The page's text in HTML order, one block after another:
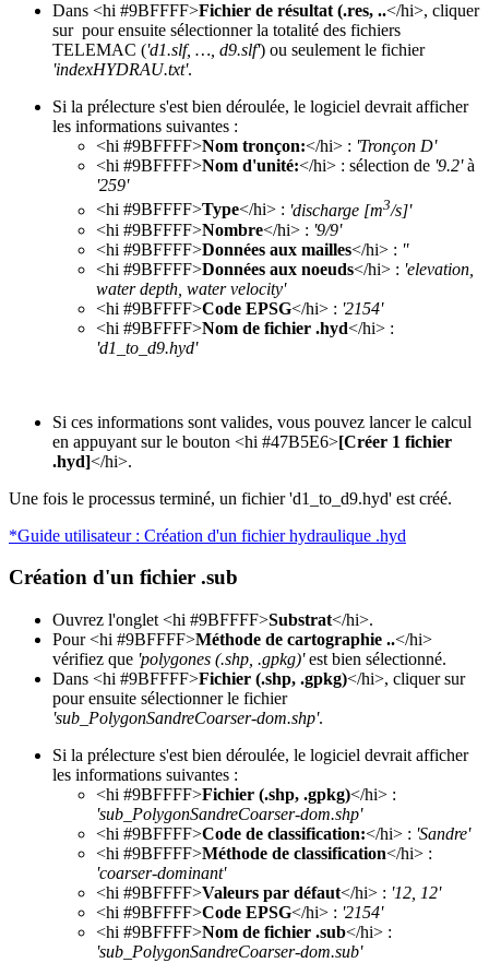
Dans <hi #9BFFFF>Fichier de résultat (.res, ..</hi>, cliquer
sur pour ensuite sélectionner la totalité des fichiers
TELEMAC ('d1.slf, …, d9.slf') ou seulement le fichier
'indexHYDRAU.txt'.
Si la prélecture s'est bien déroulée, le logiciel devrait afficher
les informations suivantes :
<hi #9BFFFF>Nom tronçon:</hi> : 'Tronçon D'
<hi #9BFFFF>Nom d'unité:</hi> : sélection de '9.2'à
'259'
<hi #9BFFFF>Type</hi> : 'discharge [m3/s]'
<hi #9BFFFF>Nombre</hi> : '9/9'
<hi #9BFFFF>Données aux mailles</hi> : ''
<hi #9BFFFF>Données aux noeuds</hi> : 'elevation,
water depth, water velocity'
<hi #9BFFFF>Code EPSG</hi> : '2154'
<hi #9BFFFF>Nom de fichier .hyd</hi> :
'd1_to_d9.hyd'
Si ces informations sont valides, vous pouvez lancer le calcul
en appuyant sur le bouton <hi #47B5E6>[Créer 1 fichier
.hyd]</hi>.
Une fois le processus terminé, un fichier 'd1_to_d9.hyd' est créé.
*Guide utilisateur : Création d'un fichier hydraulique .hyd
Création d'un fichier .sub
Ouvrez l'onglet <hi #9BFFFF>Substrat</hi>.
Pour <hi #9BFFFF>Méthode de cartographie ..</hi>
vérifiez que 'polygones (.shp, .gpkg)'est bien sélectionné.
Dans <hi #9BFFFF>Fichier (.shp, .gpkg)</hi>, cliquer sur
pour ensuite sélectionner le fichier
'sub_PolygonSandreCoarser-dom.shp'.
Si la prélecture s'est bien déroulée, le logiciel devrait afficher
les informations suivantes :
<hi #9BFFFF>Fichier (.shp, .gpkg)</hi> :
'sub_PolygonSandreCoarser-dom.shp'
<hi #9BFFFF>Code de classification:</hi> : 'Sandre'
<hi #9BFFFF>Méthode de classification</hi> :
'coarser-dominant'
<hi #9BFFFF>Valeurs par défaut</hi> : '12, 12'
<hi #9BFFFF>Code EPSG</hi> : '2154'
<hi #9BFFFF>Nom de fichier .sub</hi> :
'sub_PolygonSandreCoarser-dom.sub'